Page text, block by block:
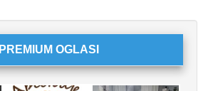
PREMIUM OGLASI